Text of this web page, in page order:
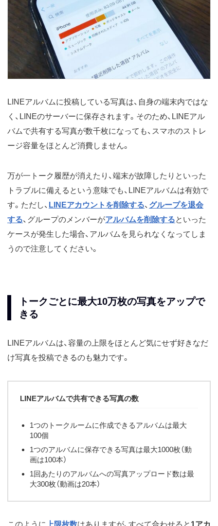
LINEアルバムに投稿している写真は、自身の端末内ではな
く、LINEのサーバーに保存されます。そのため、LINEアル
バムで共有する写真が数千枚になっても、スマホのストレ
ージ容量をほとんど消費しません。
万が一トーク履歴が消えたり、端末が故障したりといった
トラブルに備えるという意味でも、LINEアルバムは有効で
す。ただし、 LINEアカウントを削除する、 グループを退会
する、グループのメンバーがアルバムを削除するといった
ケースが発生した場合、アルバムを見られなくなってしま
うので注意してください。
トークごとに最大10万枚の写真をアップで
きる
LINEアルバムは、容量の上限をほとんど気にせず好きなだ
け写真を投稿できるのも魅力です。
LINEアルバムで共有できる写真の数
1つのトークルームに作成できるアルバムは最大
100個
1つのアルバムに保存できる写真は最大1000枚（動
画は100本）
1回あたりのアルバムへの写真アップロード数は最
大300枚（動画は20本）